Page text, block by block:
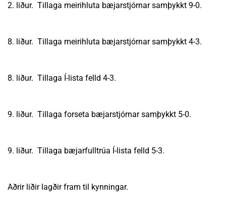
2. liður. Tillaga meirihluta bæjarstjórnar samþykkt 9-0.
8. liður. Tillaga meirihluta bæjarstjórnar samþykkt 4-3.
8. liður. Tillaga Í-lista felld 4-3.
9. liður. Tillaga forseta bæjarstjórnar samþykkt 5-0.
9. liður. Tillaga bæjarfulltrúa Í-lista felld 5-3.
Aðrir liðir lagðir fram til kynningar.